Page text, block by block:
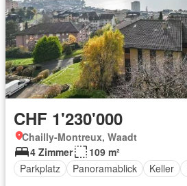
CHF 1'230'000
Chailly-Montreux, Waadt
4 Zimmer
109 m²
Parkplatz
Panoramablick Keller